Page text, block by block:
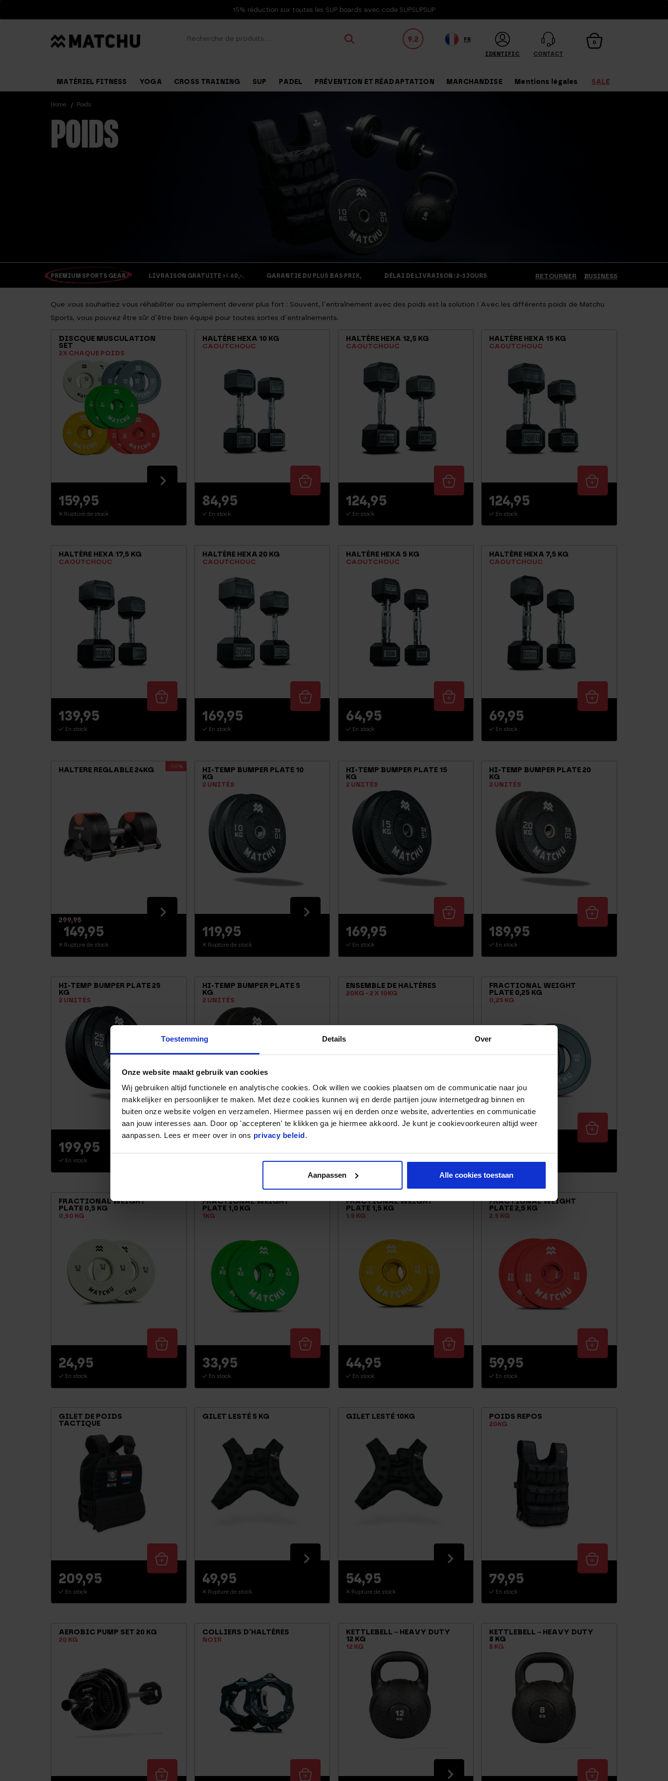
Toestemming Details Over
Onze website maakt gebruik van cookies
Wij gebruiken altijd functionele en analytische cookies. Ook willen we cookies plaatsen om de communicatie naar jou
makkelijker en persoonlijker te maken. Met deze cookies kunnen wij en derde partijen jouw internetgedrag binnen en
buiten onze website volgen en verzamelen. Hiermee passen wij en derden onze website, advertenties en communicatie
aan jouw interesses aan. Door op 'accepteren' te klikken ga je hiermee akkoord. Je kunt je cookievoorkeuren altijd weer
aanpassen. Lees er meer over in ons privacy beleid.
Aanpassen Alle cookies toestaan
15% réduction sur toutes les SUP boards avec code SUPSUPSUP
9.2 FR
IDENTIFICATIONCONTACT
0
MATÉRIEL FITNESS YOGA CROSS TRAINING SUP PADEL PRÉVENTION ET RÉADAPTATION MARCHANDISE Mentions légales SALE
Home Poids
POIDS
RETOURNER BUSINESS
PREMIUM SPORTS GEAR LIVRAISON GRATUITE > € 60,-. GARANTIE DU PLUS BAS PRIX, DÉLAI DE LIVRAISON : 2-3 JOURS
Que vous souhaitiez vous réhabiliter ou simplement devenir plus fort : Souvent, l’entraînement avec des poids est la solution ! Avec les différents poids de Matchu
Sports, vous pouvez être sûr d’être bien équipé pour toutes sortes d’entraînements.
DISCQUE MUSCULATION
SET
2X CHAQUE POIDS
159,95
Rupture de stock
HALTÈRE HEXA 10 KG
CAOUTCHOUC
84,95
En stock
HALTÈRE HEXA 12,5 KG
CAOUTCHOUC
124,95
En stock
HALTÈRE HEXA 15 KG
CAOUTCHOUC
124,95
En stock
HALTÈRE HEXA 17,5 KG
CAOUTCHOUC
139,95
En stock
HALTÈRE HEXA 20 KG
CAOUTCHOUC
169,95
En stock
HALTÈRE HEXA 5 KG
CAOUTCHOUC
64,95
En stock
HALTÈRE HEXA 7,5 KG
CAOUTCHOUC
69,95
En stock
HALTERE REGLABLE 24KG -50%
299,95
149,95
Rupture de stock
HI-TEMP BUMPER PLATE 10
KG
2 UNITÉS
119,95
Rupture de stock
HI-TEMP BUMPER PLATE 15
KG
2 UNITÉS
169,95
En stock
HI-TEMP BUMPER PLATE 20
KG
2 UNITÉS
189,95
En stock
HI-TEMP BUMPER PLATE 25
KG
2 UNITÉS
199,95
En stock
HI-TEMP BUMPER PLATE 5
KG
2 UNITÉS
ENSEMBLE DE HALTÈRES
20KG - 2 X 10KG
En stock
FRACTIONAL WEIGHT
PLATE 0,25 KG
0,25 KG
En stock
FRACTIONAL WEIGHT
PLATE 0,5 KG
0,50 KG
24,95
En stock
FRACTIONAL WEIGHT
PLATE 1,0 KG
1KG
33,95
En stock
FRACTIONAL WEIGHT
PLATE 1,5 KG
1.5 KG
44,95
En stock
FRACTIONAL WEIGHT
PLATE 2,5 KG
2.5 KG
59,95
En stock
GILET DE POIDS
TACTIQUE
209,95
En stock
GILET LESTÉ 5 KG
49,95
Rupture de stock
GILET LESTÉ 10KG
54,95
Rupture de stock
POIDS REPOS
20KG
79,95
En stock
AEROBIC PUMP SET 20 KG
20 KG
COLLIERS D’HALTÈRES
NOIR
KETTLEBELL – HEAVY DUTY
12 KG
12 KG
KETTLEBELL – HEAVY DUTY
8 KG
8 KG